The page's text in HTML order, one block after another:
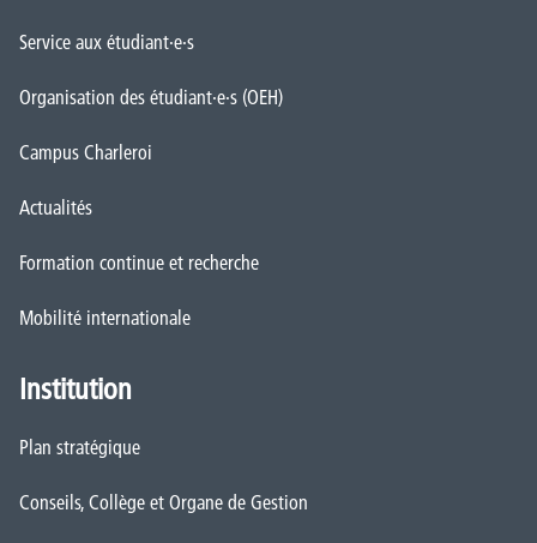
Service aux étudiant·e·s
Organisation des étudiant·e·s (OEH)
Campus Charleroi
Actualités
Formation continue et recherche
Mobilité internationale
Institution
Plan stratégique
Conseils, Collège et Organe de Gestion